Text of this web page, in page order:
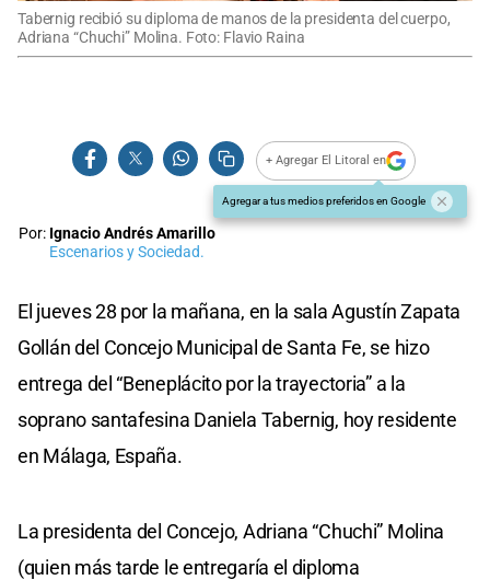
Tabernig recibió su diploma de manos de la presidenta del cuerpo,
Adriana “Chuchi” Molina. Foto: Flavio Raina
+ Agregar El Litoral en
Agregar a tus medios preferidos en Google
Por: Ignacio Andrés Amarillo
Escenarios y Sociedad.
El jueves 28 por la mañana, en la sala Agustín Zapata
Gollán del Concejo Municipal de Santa Fe, se hizo
entrega del “Beneplácito por la trayectoria” a la
soprano santafesina Daniela Tabernig, hoy residente
en Málaga, España.
La presidenta del Concejo, Adriana “Chuchi” Molina
(quien más tarde le entregaría el diploma